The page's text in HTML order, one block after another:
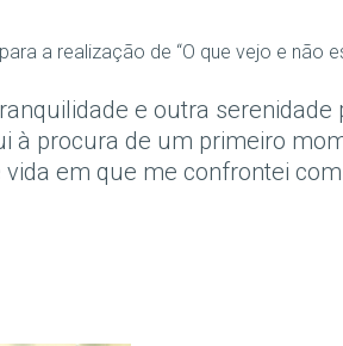
a realização de “O que vejo e não
e outra serenidade
à procura de um primeiro
em que me confrontei com